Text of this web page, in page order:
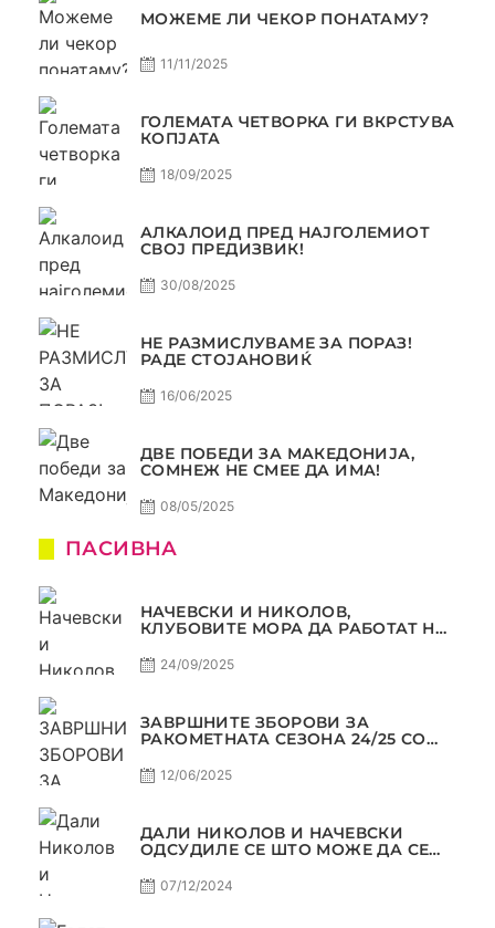
МОЖЕМЕ ЛИ ЧЕКОР ПОНАТАМУ?
11/11/2025
ГОЛЕМАТА ЧЕТВОРКА ГИ ВКРСТУВА
КОПЈАТА
18/09/2025
АЛКАЛОИД ПРЕД НАЈГОЛЕМИОТ
СВОЈ ПРЕДИЗВИК!
30/08/2025
НЕ РАЗМИСЛУВАМЕ ЗА ПОРАЗ!
РАДЕ СТОЈАНОВИЌ
16/06/2025
ДВЕ ПОБЕДИ ЗА МАКЕДОНИЈА,
СОМНЕЖ НЕ СМЕЕ ДА ИМА!
08/05/2025
ПАСИВНА
НАЧЕВСКИ И НИКОЛОВ,
КЛУБОВИТЕ МОРА ДА РАБОТАТ НА
С5Е2 ПАСИВНА
24/09/2025
ЗАВРШНИТЕ ЗБОРОВИ ЗА
РАКОМЕТНАТА СЕЗОНА 24/25 СО
С4Е11
12/06/2025
ДАЛИ НИКОЛОВ И НАЧЕВСКИ
ОДСУДИЛЕ СЕ ШТО МОЖЕ ДА СЕ
07/12/2024